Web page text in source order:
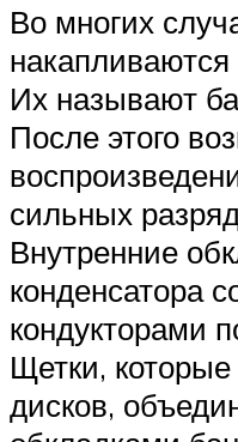
Во многих
накапливаются
Их называют
После этого
сильных
Внутренние
конденсатора
кондукторами
Щетки, которые
дисков,